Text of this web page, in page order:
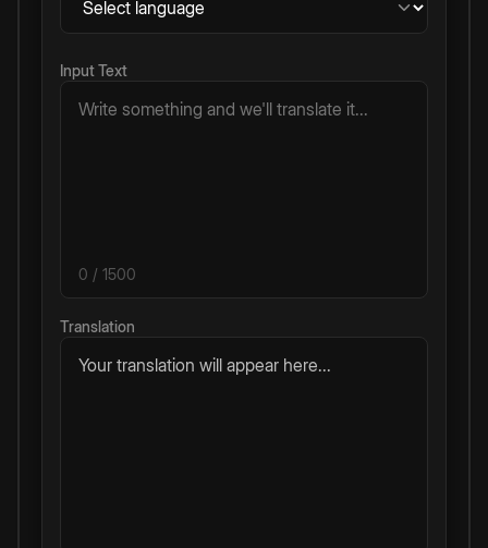
Input Text
0 / 1500
Translation
Your translation will appear here...